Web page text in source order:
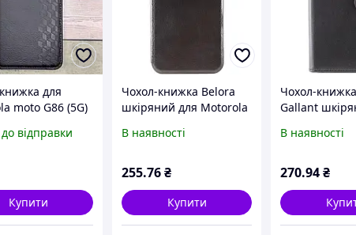
для
moto G86 (5G)
відправки
Купити
Чохол-книжка Belora
шкіряний для Motorola
Power- чорний
В наявності
255.76₴
Купити
Чохол-
Gallant
G86 Power-
В наявності
270.94₴